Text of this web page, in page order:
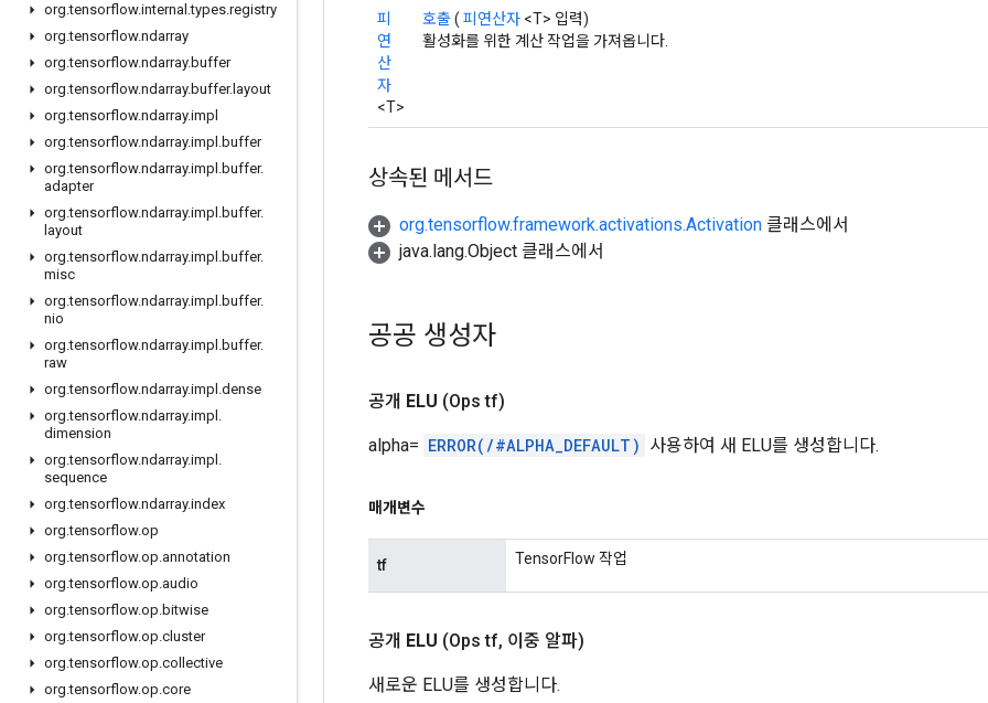
org.tensorflow.internal .types.registry
org.tensorflow.ndarray
org.tensorflow.ndarray.buffer
org.tensorflow.ndarray.buffer. layout
org.tensorflow.ndarray.impl
org.tensorflow.ndarray.impl .buffer
org.tensorflow.ndarray.impl .buffer.
adapter
org.tensorflow.ndarray.impl .buffer.
layout
org.tensorflow.ndarray.impl .buffer.
misc
org.tensorflow.ndarray.impl .buffer.
nio
org.tensorflow.ndarray.impl .buffer.
raw
org.tensorflow.ndarray.impl .dense
org.tensorflow.ndarray.impl .
dimension
org.tensorflow.ndarray.impl .
sequence
org.tensorflow.ndarray.index
org.tensorflow.op
org.tensorflow.op.annotation
org.tensorflow.op.audio
org.tensorflow.op.bitwise
org.tensorflow.op.cluster
org.tensorflow.op.collective
org.tensorflow.op.core
피
연
산
자
<T>
호출( 피연산자 <T> 입력)
활성화를 위한 계산 작업을 가져옵니다.
상속된 메서드
org.tensorflow.framework.activations.Activation 클래스에서
java.lang.Object 클래스에서
공공 생성자
공개 ELU (Ops tf)
alpha= ERROR(/#ALPHA_DEFAULT) 사용하여 새 ELU를 생성합니다.
매개변수
tf TensorFlow 작업
공개 ELU (Ops tf, 이중 알파)
새로운 ELU를 생성합니다.